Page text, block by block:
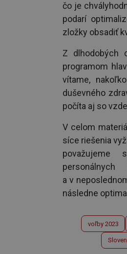
čo je
podarí
zložky obsadiť
Z dlhodobých
programom
vítame,
duševného
počíta aj so
V celom
síce riešenia
považujeme
a v
následne
voľby 2023